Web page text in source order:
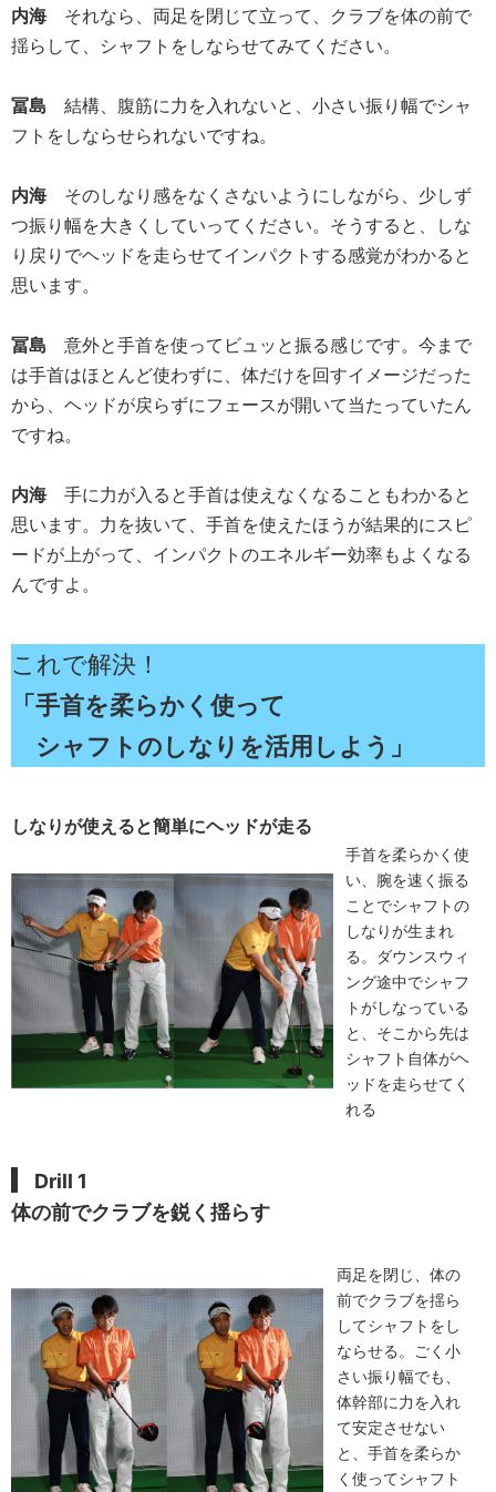
内海 それなら、両足を閉じて立って、クラブを体の前で
揺らして、シャフトをしならせてみてください。
冨島 結構、腹筋に力を入れないと、小さい振り幅でシャ
フトをしならせられないですね。
内海 そのしなり感をなくさないようにしながら、少しず
つ振り幅を大きくしていってください。そうすると、しな
り戻りでヘッドを走らせてインパクトする感覚がわかると
思います。
冨島 意外と手首を使ってビュッと振る感じです。今まで
は手首はほとんど使わずに、体だけを回すイメージだった
から、ヘッドが戻らずにフェースが開いて当たっていたん
ですね。
内海 手に力が入ると手首は使えなくなることもわかると
思います。力を抜いて、手首を使えたほうが結果的にスピ
ードが上がって、インパクトのエネルギー効率もよくなる
んですよ。
これで解決！
「手首を柔らかく使って
シャフトのしなりを活用しよう」
しなりが使えると簡単にヘッドが走る
手首を柔らかく使
い、腕を速く振る
ことでシャフトの
しなりが生まれ
る。ダウンスウィ
ング途中でシャフ
トがしなっている
と、そこから先は
シャフト自体がヘ
ッドを走らせてく
れる
Drill 1
体の前でクラブを鋭く揺らす
両足を閉じ、体の
前でクラブを揺ら
してシャフトをし
ならせる。ごく小
さい振り幅でも、
体幹部に力を入れ
て安定させない
と、手首を柔らか
く使ってシャフト